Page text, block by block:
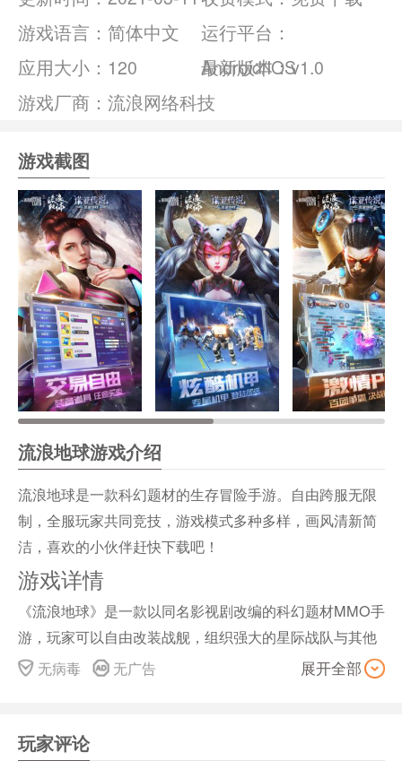
游戏语言： 简体中文
运行平台：
Android/IOS
应用大小： 120
最新版本：v1.0
游戏厂商：流浪网络科技
游戏截图
流浪地球游戏介绍
流浪地球是一款科幻题材的生存冒险手游。自由跨服无限
制，全服玩家共同竞技，游戏模式多种多样，画风清新简
洁，喜欢的小伙伴赶快下载吧！
游戏详情
《流浪地球》是一款以同名影视剧改编的科幻题材MMO手
游，玩家可以自由改装战舰，组织强大的星际战队与其他
玩家在太空对战。满满的科技范，无与伦比的华丽对战等
作手游出现在电影院海报和电影结尾之中。将电影中的关
键情节及人物与多美星上发生的故事相结合，让玩家们可
无病毒 无广告 展开全部
玩家评论